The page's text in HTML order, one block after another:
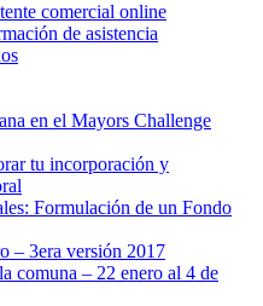
comercial online
de asistencia
en el Mayors Challenge
tu incorporación y
Formulación de un Fondo
– 3era versión 2017
comuna – 22 enero al 4 de